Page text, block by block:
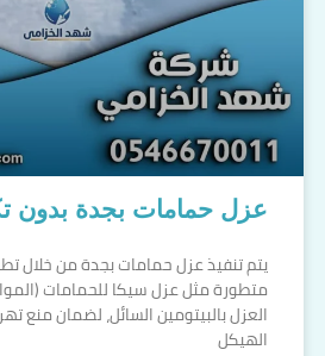
عزل حمامات بجدة بدون
يتم تنفيذ عزل حمامات بجدة من خلال
متطورة مثل عزل سيكا للحمامات
العزل بالبيتومين السائل، لضمان منع
الهيكل